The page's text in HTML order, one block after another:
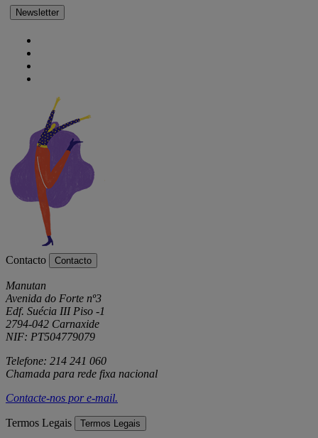
Newsletter
Contacto Contacto
Manutan
Avenida do Forte nº3
Edf. Suécia III Piso -1
2794-042 Carnaxide
NIF: PT504779079
Telefone: 214 241 060
Chamada para rede fixa nacional
Contacte-nos pore-mail.
Termos Legais Termos Legais